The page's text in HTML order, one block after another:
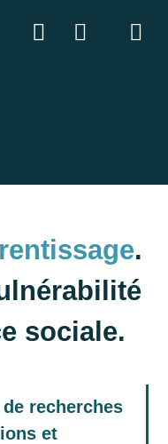
.
sociale.
recherches
et